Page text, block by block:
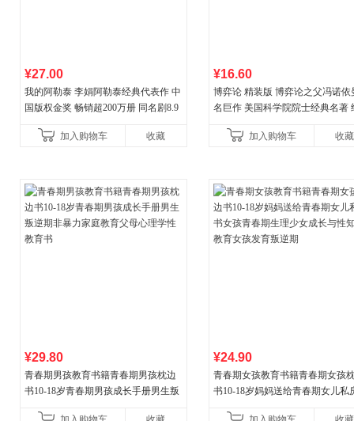
¥27.00
我的阿勒泰 李娟阿勒泰经典代表作 中
国版权金奖 畅销超200万册 同名剧8.9
加入购物车
收藏
¥16.60
博弈论 精装版 博弈论之父冯诺依
名巨作 美国科学院院士经典名著
加入购物车
收藏
¥29.80
青春期男孩教育书籍青春期男孩枕边
书10-18岁青春期男孩成长手册男生叛
¥24.90
青春期女孩教育书籍青春期女孩
书10-18岁妈妈送给青春期女儿私